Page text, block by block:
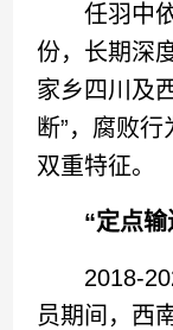
任羽中依
份，长期深
家乡四川及
断”，腐败
双重特征。
“定点
2018-
员期间，西